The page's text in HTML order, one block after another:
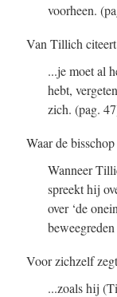
voorheen.
Van Tillich
...je moet al
hebt,
zich. (pag.
Waar de
Wanneer
spreekt hij
over ‘de
Voor zichzelf
...zoals hij